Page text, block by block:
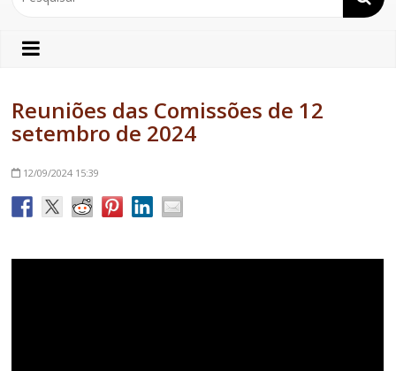
Reuniões das Comissões de 12
setembro de 2024
12/09/2024 15:39